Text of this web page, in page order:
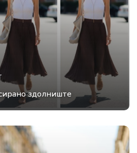
здолниште